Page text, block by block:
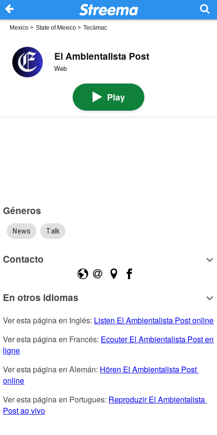
Mexico > State of Mexico > Tecámac
El Ambientalista Post
Web
Play
Géneros
News Talk
Contacto
En otros idiomas
Ver esta página en Inglés: Listen El Ambientalista Post online
Ver esta página en Francés: Ecouter El Ambientalista Post en
ligne
Ver esta página en Alemán: Hören El Ambientalista Post
online
Ver esta página en Portugues: Reproduzir El Ambientalista
Post ao vivo